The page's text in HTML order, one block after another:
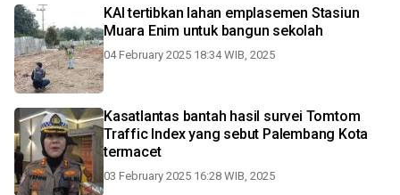
KAI tertibkan lahan emplasemen Stasiun
Muara Enim untuk bangun sekolah
04 February 2025 18:34 WIB, 2025
Kasatlantas bantah hasil survei Tomtom
Traffic Index yang sebut Palembang Kota
termacet
03 February 2025 16:28 WIB, 2025